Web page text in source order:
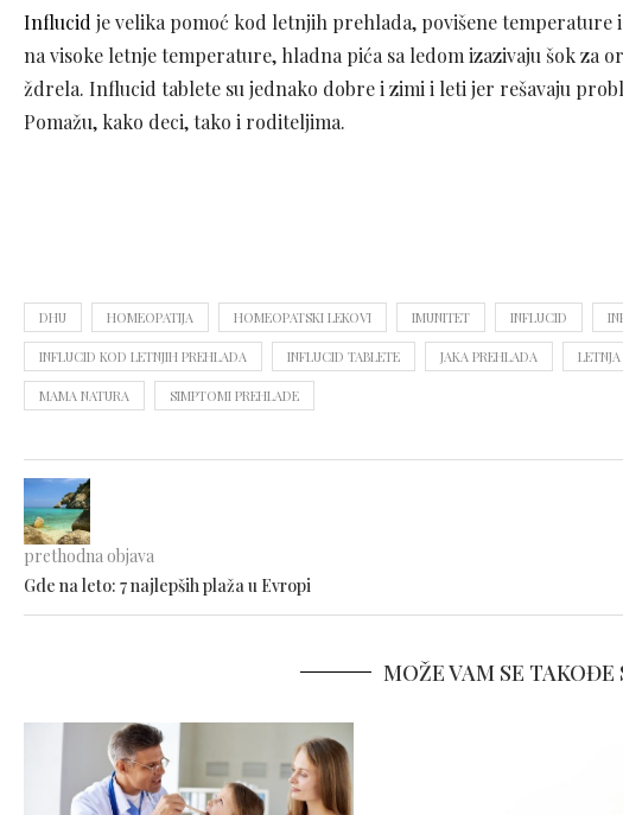
Influcid je velika pomoć kod letnjih prehlada, povišene
na visoke letnje temperature, hladna pića sa ledom izazivaju šok za
ždrela. Influcid tablete su jednako dobre i zimi i leti jer rešavaju
Pomažu, kako deci, tako i roditeljima.
DHU HOMEOPATIJA HOMEOPATSKI LEKOVI IMUNITET INFLUCID
INFLUCID KOD LETNJIH PREHLADA INFLUCID TABLETE JAKA PREHLADA
MAMA NATURA SIMPTOMI PREHLADE
prethodna objava
Gde na leto: 7 najlepših plaža u Evropi
MOŽE VAM SE